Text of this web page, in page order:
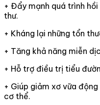
+ Đẩy mạnh quá trình
thư.
+ Kháng lại những tổn
+ Tăng khả năng miễn
+ Hỗ trợ điều trị tiểu
+ Giúp giảm xơ vữa
cơ thể.